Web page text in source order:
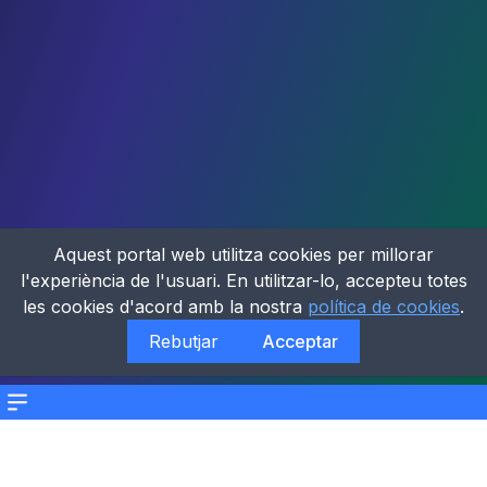
Menu
Aquest portal web utilitza cookies per millorar
l'experiència de l'usuari. En utilitzar-lo, accepteu totes
les cookies d'acord amb la nostra política de cookies.
Rebutjar
Acceptar